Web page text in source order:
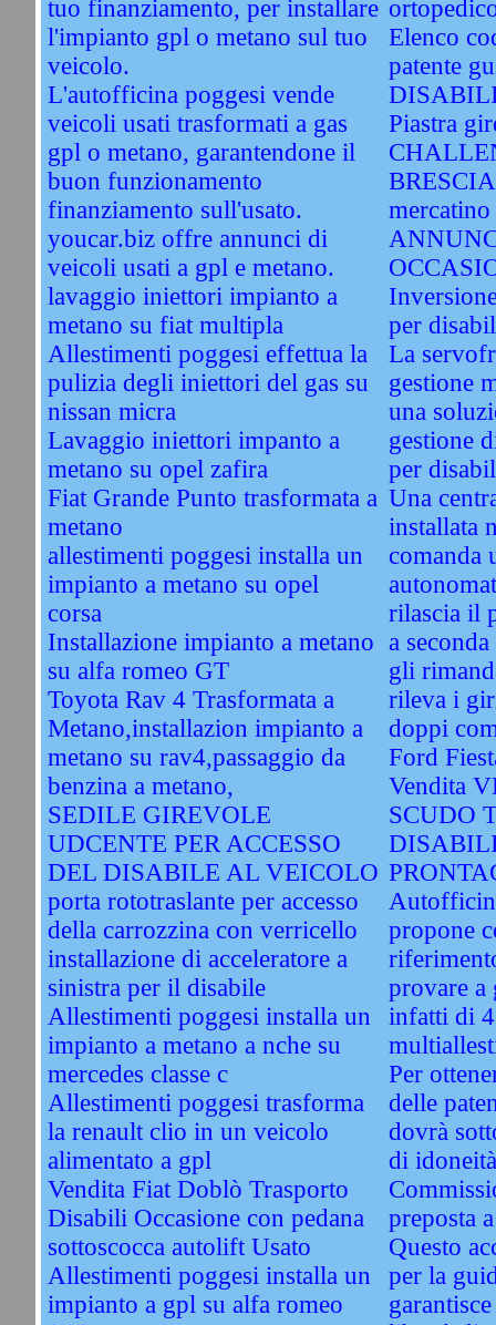
tuo finanziamento, per installare
l'impianto gpl o metano sul tuo
veicolo.
L'autofficina poggesi vende
veicoli usati trasformati a gas
gpl o metano, garantendone il
buon funzionamento
finanziamento sull'usato.
youcar.biz offre annunci di
veicoli usati a gpl e metano.
lavaggio iniettori impianto a
metano su fiat multipla
Allestimenti poggesi effettua la
pulizia degli iniettori del gas su
nissan micra
Lavaggio iniettori impanto a
metano su opel zafira
Fiat Grande Punto trasformata a
metano
allestimenti poggesi installa un
impianto a metano su opel
corsa
Installazione impianto a metano
su alfa romeo GT
Toyota Rav 4 Trasformata a
Metano,installazion impianto a
metano su rav4,passaggio da
benzina a metano,
SEDILE GIREVOLE
UDCENTE PER ACCESSO
DEL DISABILE AL VEICOLO
porta rototraslante per accesso
della carrozzina con verricello
installazione di acceleratore a
sinistra per il disabile
Allestimenti poggesi installa un
impianto a metano a nche su
mercedes classe c
Allestimenti poggesi trasforma
la renault clio in un veicolo
alimentato a gpl
Vendita Fiat Doblò Trasporto
Disabili Occasione con pedana
sottoscocca autolift Usato
Allestimenti poggesi installa un
impianto a gpl su alfa romeo
Elenco
patente
Piastra
mercatino
per
La
gestione
una
gestione
per
Una
installata
comanda
rilascia il
a
gli
rileva i
doppi
Ford
Vendita
SCUDO
propone
provare a
infatti di
Per
delle
dovrà
di
preposta
Questo
per la